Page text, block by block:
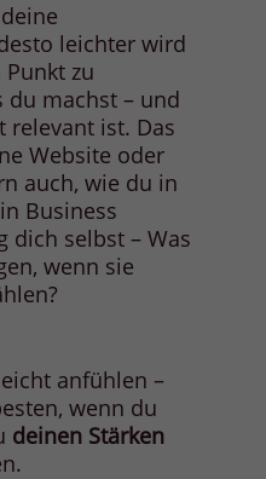
leichter wird
zu
du machst – und
relevant ist. Das
Website oder
auch, wie du in
Business
dich selbst – Was
wenn sie
anfühlen –
wenn du
deinen Stärken